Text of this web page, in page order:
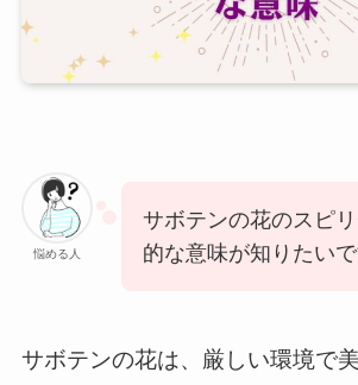
悩める人
サボテンの花のスピ
的な意味が知りたいで
サボテンの花は、厳しい環境で